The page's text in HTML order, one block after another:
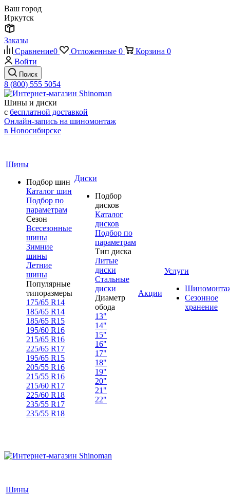
Ваш город
Иркутск
Заказы
Сравнение0 Отложенные 0 Корзина 0
Войти
Поиск
8 (800) 555 5054
Шины и диски
с бесплатной доставкой
Онлайн-запись на шиномонтаж
в Новосибирске
Шины
Подбор шин
Каталог шин
Подбор по
параметрам
Сезон
Всесезонные
шины
Зимние
шины
Летние
шины
Популярные
типоразмеры
175/65 R14
185/65 R14
185/65 R15
195/60 R16
215/65 R16
225/65 R17
195/65 R15
205/55 R16
215/55 R16
215/60 R17
225/60 R18
235/55 R17
235/55 R18
Диски
Подбор
дисков
Каталог
дисков
Подбор по
параметрам
Тип диска
Литые
диски
Стальные
диски
Диаметр
обода
13"
14"
15"
16"
17"
18"
19"
20"
21"
22"
Акции
Услуги
Сезонное
хранение
Шины